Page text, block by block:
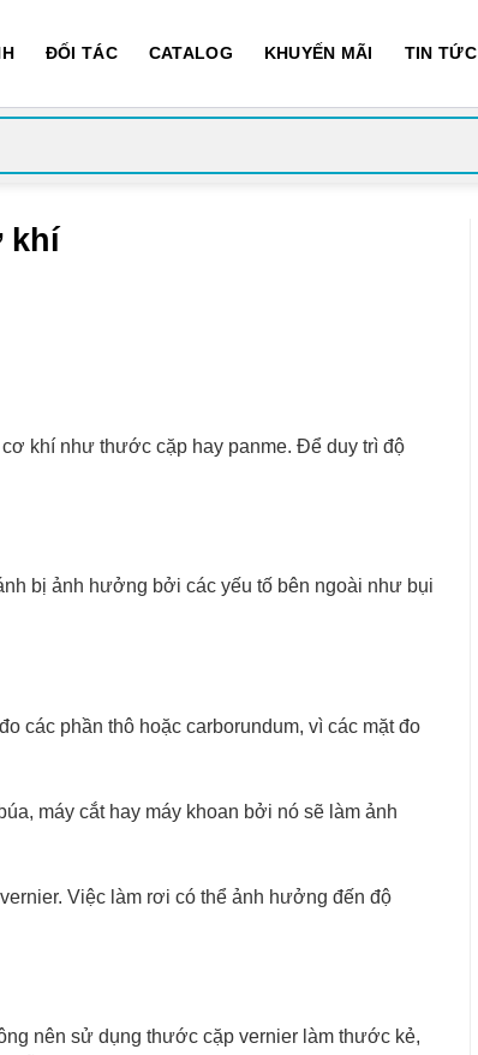
ĐỐI TÁC CATALOG KHUYẾN MÃI TIN TỨC
khí
khí như thước cặp hay panme. Để duy trì độ
bị ảnh hưởng bởi các yếu tố bên ngoài như bụi
các phần thô hoặc carborundum, vì các mặt đo
máy cắt hay máy khoan bởi nó sẽ làm ảnh
Việc làm rơi có thể ảnh hưởng đến độ
nên sử dụng thước cặp vernier làm thước kẻ,